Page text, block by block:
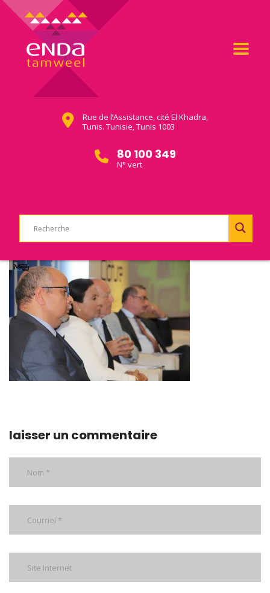
Rue de l’Assistance, cité El Khadra,
Tunis. Tunisie, Tunis 1003
80 100 349
N° vert
laisser un commentaire